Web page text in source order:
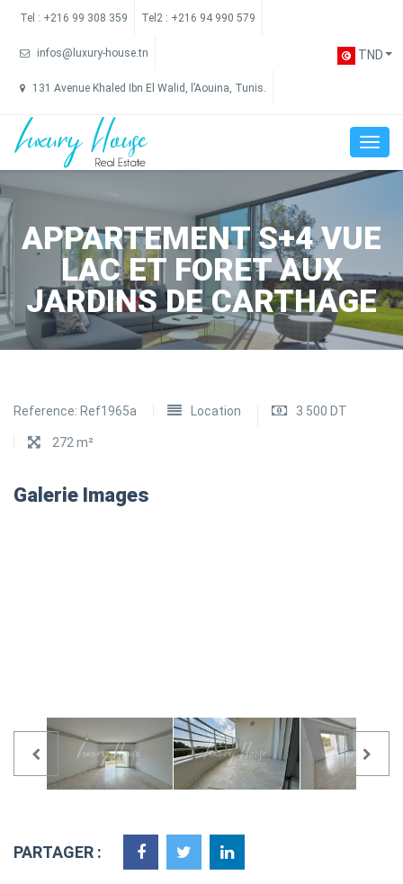
Tel : +216 99 308 359 Tel2 : +216 94 990 579
infos@luxury-house.tn
131 Avenue Khaled Ibn El Walid, l’Aouina, Tunis.
TND
APPARTEMENT S+4 VUE
LAC ET FORET AUX
JARDINS DE CARTHAGE
Reference: Ref1965a Location 3 500 DT
272 m²
Galerie Images
PARTAGER :